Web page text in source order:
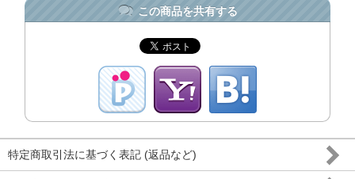
この商品を共有する
特定商取引法に基づく表記 (返品など)